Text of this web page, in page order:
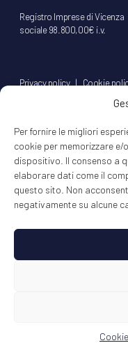
Per fornire le migliori
cookie per memorizzare e/
dispositivo. Il consenso a
elaborare dati come il
questo sito. Non
negativamente su alcune
Registro Imprese di
sociale 98.800,00€ i.v.
Privacy policy| Cookie
l'aziendinacreativa.it
info@mixerit.com